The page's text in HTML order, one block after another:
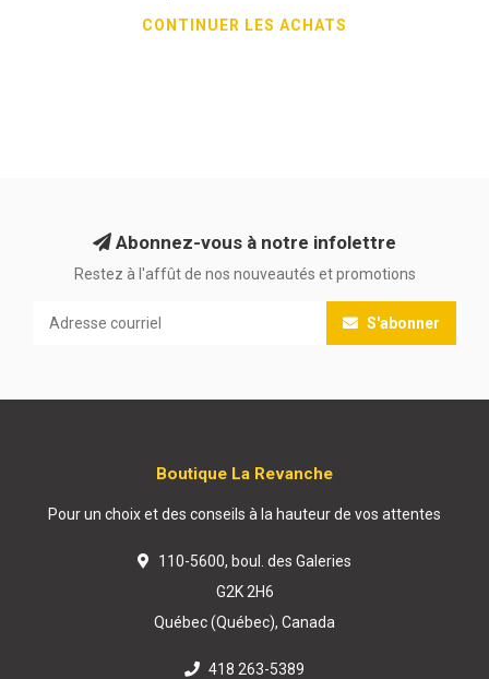
CONTINUER LES ACHATS
Abonnez-vous à notre infolettre
Restez à l'affût de nos nouveautés et promotions
S'abonner
Boutique La Revanche
Pour un choix et des conseils à la hauteur de vos attentes
110-5600, boul. des Galeries
G2K 2H6
Québec (Québec), Canada
418 263-5389